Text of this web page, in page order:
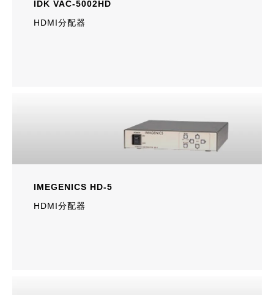
IDK VAC-5002HD
HDMI分配器
IMEGENICS HD-5
HDMI分配器